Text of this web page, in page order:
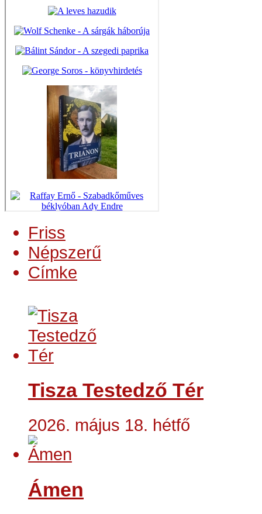
Friss
Népszerű
Címke
Tisza Testedző Tér
2026. május 18. hétfő
Ámen